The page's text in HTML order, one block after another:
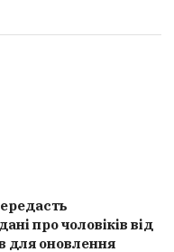
про чоловіків від
для оновлення